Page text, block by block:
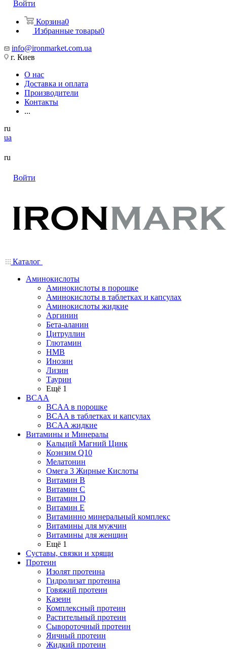
Войти
Корзина0
Избранные товары0
info@ironmarket.com.ua
г. Киев
О нас
Доставка и оплата
Производители
Контакты
...
ru
ua
ru
Войти
Каталог
Аминокислоты
Аминокислоты в порошке
Аминокислоты в таблетках и капсулах
Аминокислоты жидкие
Аргинин
Бета-аланин
Цитруллин
Глютамин
HMB
Инозин
Лизин
Таурин
Ещё 1
BCAA
BCAA в порошке
BCAA в таблетках и капсулах
BCAA жидкие
Витамины и Минералы
Кальций Магний Цинк
Коэнзим Q10
Мелатонин
Омега 3 Жирные Кислоты
Витамин B
Витамин C
Витамин D
Витамин E
Витаминно минеральный комплекс
Витамины для мужчин
Витамины для женщин
Ещё 1
Суставы, связки и хрящи
Протеин
Изолят протеина
Гидролизат протеина
Говяжий протеин
Казеин
Комплексный протеин
Растительный протеин
Сывороточный протеин
Яичный протеин
Жидкий протеин